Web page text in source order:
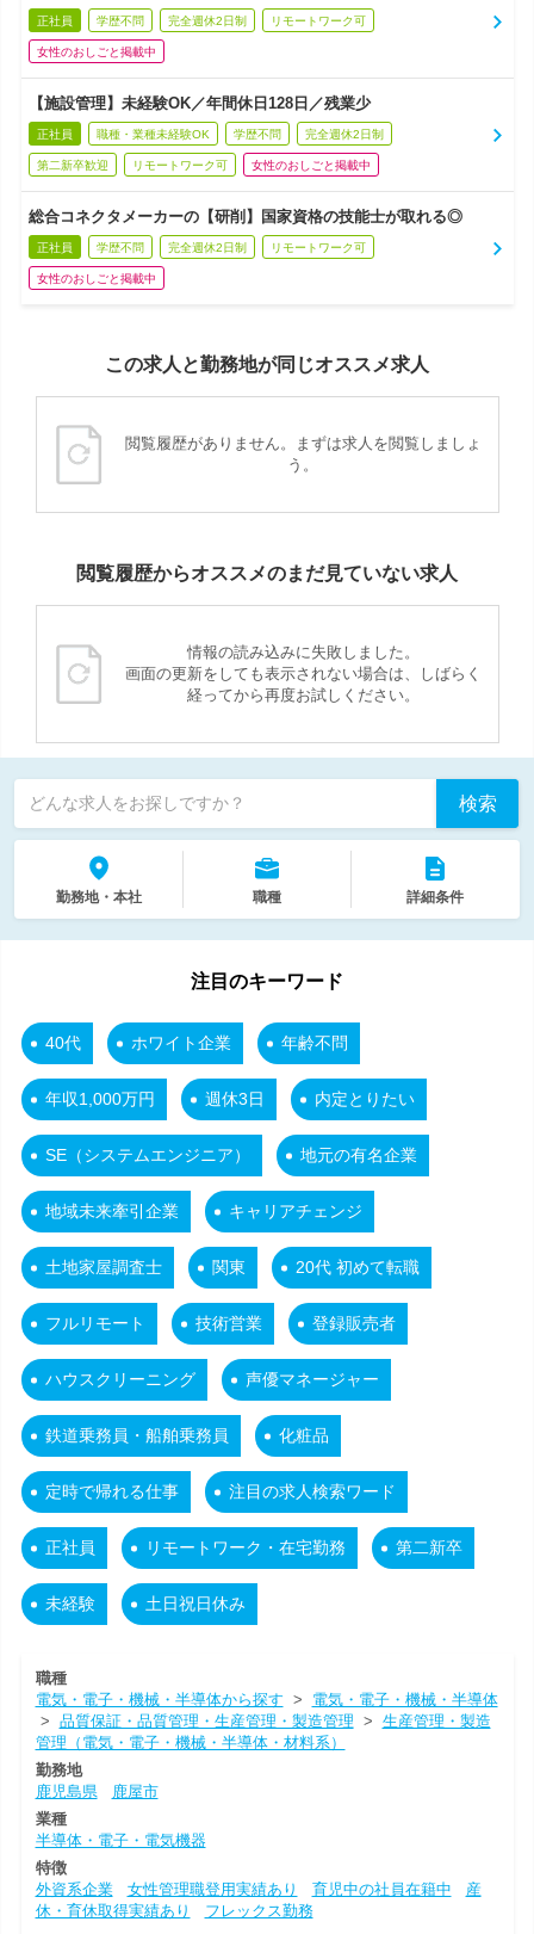
正社員 学歴不問 完全週休2日制 リモートワーク可
女性のおしごと掲載中
【施設管理】未経験OK／年間休日128日／残業少
正社員 職種・業種未経験OK 学歴不問 完全週休2日制
第二新卒歓迎 リモートワーク可 女性のおしごと掲載中
総合コネクタメーカーの【研削】国家資格の技能士が取れる◎
正社員 学歴不問 完全週休2日制 リモートワーク可
女性のおしごと掲載中
この求人と勤務地が同じオススメ求人
閲覧履歴がありません。まずは求人を閲覧しましょ
う。
閲覧履歴からオススメのまだ見ていない求人
情報の読み込みに失敗しました。
画面の更新をしても表示されない場合は、しばらく
経ってから再度お試しください。
どんな求人をお探しですか？ 検索
勤務地・本社 職種 詳細条件
注目のキーワード
40代 ホワイト企業 年齢不問
年収1,000万円 週休3日 内定とりたい
SE（システムエンジニア） 地元の有名企業
地域未来牽引企業 キャリアチェンジ
土地家屋調査士 関東 20代 初めて転職
フルリモート 技術営業 登録販売者
ハウスクリーニング 声優マネージャー
鉄道乗務員・船舶乗務員 化粧品
定時で帰れる仕事 注目の求人検索ワード
正社員 リモートワーク・在宅勤務 第二新卒
未経験 土日祝日休み
職種
電気・電子・機械・半導体から探す > 電気・電子・機械・半導体
> 品質保証・品質管理・生産管理・製造管理 > 生産管理・製造
管理（電気・電子・機械・半導体・材料系）
勤務地
鹿児島県
鹿屋市
業種
半導体・電子・電気機器
特徴
外資系企業
女性管理職登用実績あり 育児中の社員在籍中
産
休・育休取得実績あり
フレックス勤務